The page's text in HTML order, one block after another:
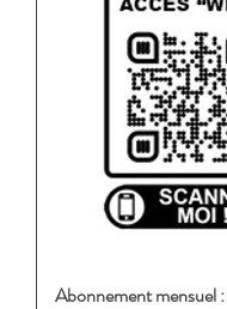
Abonnement mensuel